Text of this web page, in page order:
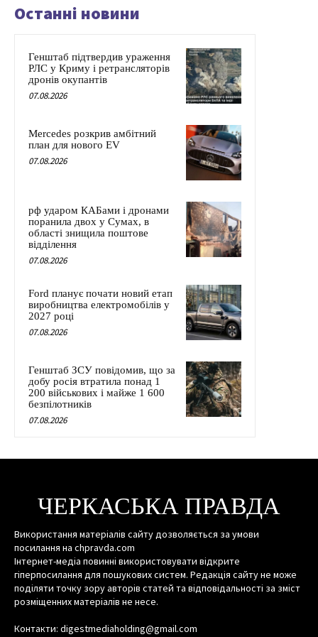
Останні новини
Генштаб підтвердив ураження
РЛС у Криму і ретрансляторів
дронів окупантів
07.08.2026
Mercedes розкрив амбітний
план для нового EV
07.08.2026
рф ударом КАБами і дронами
поранила двох у Сумах, в
області знищила поштове
відділення
07.08.2026
Ford планує почати новий етап
виробництва електромобілів у
2027 році
07.08.2026
Генштаб ЗСУ повідомив, що за
добу росія втратила понад 1
200 військових і майже 1 600
безпілотників
07.08.2026
ЧЕРКАСЬКА ПРАВДА
Використання матеріалів сайту дозволяється за умови
посилання на chpravda.com
Інтернет-медіа повинні використовувати відкрите
гіперпосилання для пошукових систем. Редакція сайту не може
поділяти точку зору авторів статей та відповідальності за зміст
розміщенних матеріалів не несе.
Контакти: digestmediaholding@gmail.com